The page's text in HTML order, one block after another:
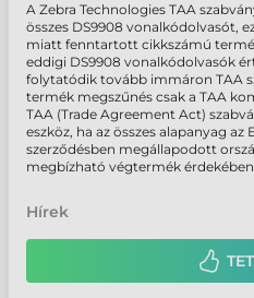
A Zebra Technologies TAA
összes DS9908 vonalkódolvasót,
miatt fenntartott cikkszámú
eddigi DS9908 vonalkódolvasók
folytatódik tovább immáron TAA
termék megszűnés csak a TAA
TAA (Trade Agreement Act)
eszköz, ha az összes alapanyag
szerződésben megállapodott
megbízható végtermék
Hírek